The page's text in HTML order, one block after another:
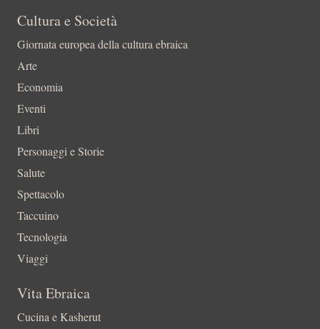
Cultura e Società
Giornata europea della cultura ebraica
Arte
Economia
Eventi
Libri
Personaggi e Storie
Salute
Spettacolo
Taccuino
Tecnologia
Viaggi
Vita Ebraica
Cucina e Kasherut